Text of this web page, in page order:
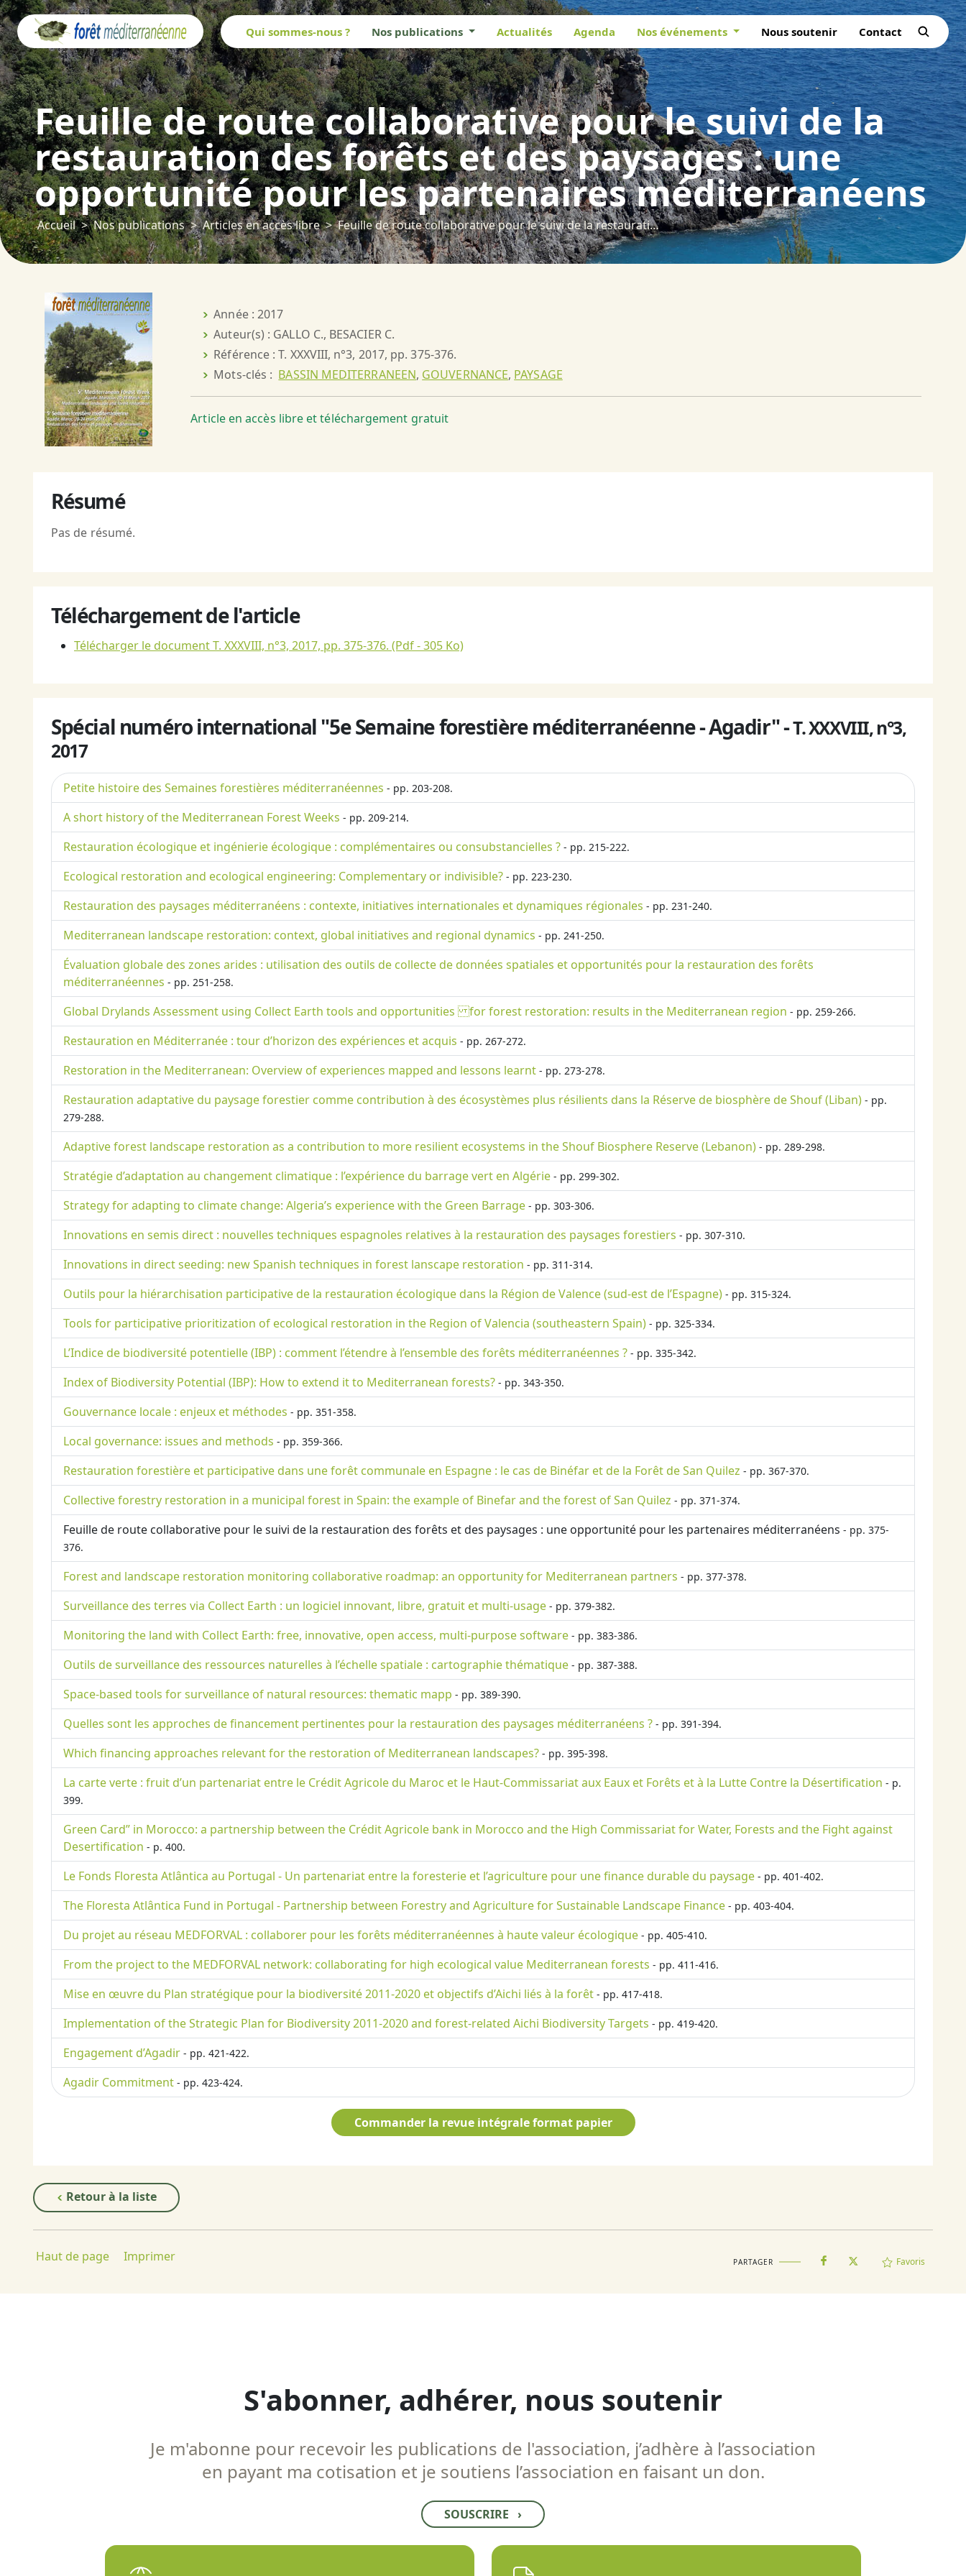
Qui sommes-nous ? Nos publications Actualités Agenda Nos événements Nous soutenir Contact
Feuille de route collaborative pour le suivi de la
restauration des forêts et des paysages : une
opportunité pour les partenaires méditerranéens
Accueil Nos publications Articles en accès libre Feuille de route collaborative pour le suivi de la restauration des forêts et des paysages : une opportunité pour les partenaires méditerranéens
Année : 2017
Auteur(s) : GALLO C., BESACIER C.
Référence : T. XXXVIII, n°3, 2017, pp. 375-376.
Mots-clés : BASSIN MEDITERRANEEN, GOUVERNANCE, PAYSAGE
Article en accès libre et téléchargement gratuit
Résumé
Pas de résumé.
Téléchargement de l'article
Télécharger le document T. XXXVIII, n°3, 2017, pp. 375-376. (Pdf - 305 Ko)
Spécial numéro international "5e Semaine forestière méditerranéenne - Agadir" -T. XXXVIII, n°3,
2017
Petite histoire des Semaines forestières méditerranéennes - pp. 203-208.
A short history of the Mediterranean Forest Weeks - pp. 209-214.
Restauration écologique et ingénierie écologique : complémentaires ou consubstancielles ? - pp. 215-222.
Ecological restoration and ecological engineering: Complementary or indivisible? - pp. 223-230.
Restauration des paysages méditerranéens : contexte, initiatives internationales et dynamiques régionales - pp. 231-240.
Mediterranean landscape restoration: context, global initiatives and regional dynamics - pp. 241-250.
Évaluation globale des zones arides : utilisation des outils de collecte de données spatiales et opportunités pour la restauration des forêts
méditerranéennes - pp. 251-258.
Global Drylands Assessment using Collect Earth tools and opportunities for forest restoration: results in the Mediterranean region - pp. 259-266.
Restauration en Méditerranée : tour d’horizon des expériences et acquis - pp. 267-272.
Restoration in the Mediterranean: Overview of experiences mapped and lessons learnt - pp. 273-278.
Restauration adaptative du paysage forestier comme contribution à des écosystèmes plus résilients dans la Réserve de biosphère de Shouf (Liban) - pp.
279-288.
Adaptive forest landscape restoration as a contribution to more resilient ecosystems in the Shouf Biosphere Reserve (Lebanon) - pp. 289-298.
Stratégie d’adaptation au changement climatique : l’expérience du barrage vert en Algérie - pp. 299-302.
Strategy for adapting to climate change: Algeria’s experience with the Green Barrage - pp. 303-306.
Innovations en semis direct : nouvelles techniques espagnoles relatives à la restauration des paysages forestiers - pp. 307-310.
Innovations in direct seeding: new Spanish techniques in forest lanscape restoration - pp. 311-314.
Outils pour la hiérarchisation participative de la restauration écologique dans la Région de Valence (sud-est de l’Espagne) - pp. 315-324.
Tools for participative prioritization of ecological restoration in the Region of Valencia (southeastern Spain) - pp. 325-334.
L’Indice de biodiversité potentielle (IBP) : comment l’étendre à l’ensemble des forêts méditerranéennes ? - pp. 335-342.
Index of Biodiversity Potential (IBP): How to extend it to Mediterranean forests? - pp. 343-350.
Gouvernance locale : enjeux et méthodes - pp. 351-358.
Local governance: issues and methods - pp. 359-366.
Restauration forestière et participative dans une forêt communale en Espagne : le cas de Binéfar et de la Forêt de San Quilez - pp. 367-370.
Collective forestry restoration in a municipal forest in Spain: the example of Binefar and the forest of San Quilez - pp. 371-374.
Feuille de route collaborative pour le suivi de la restauration des forêts et des paysages : une opportunité pour les partenaires méditerranéens - pp. 375-
376.
Forest and landscape restoration monitoring collaborative roadmap: an opportunity for Mediterranean partners - pp. 377-378.
Surveillance des terres via Collect Earth : un logiciel innovant, libre, gratuit et multi-usage - pp. 379-382.
Monitoring the land with Collect Earth: free, innovative, open access, multi-purpose software - pp. 383-386.
Outils de surveillance des ressources naturelles à l’échelle spatiale : cartographie thématique - pp. 387-388.
Space-based tools for surveillance of natural resources: thematic mapp - pp. 389-390.
Quelles sont les approches de financement pertinentes pour la restauration des paysages méditerranéens ? - pp. 391-394.
Which financing approaches relevant for the restoration of Mediterranean landscapes? - pp. 395-398.
La carte verte : fruit d’un partenariat entre le Crédit Agricole du Maroc et le Haut-Commissariat aux Eaux et Forêts et à la Lutte Contre la Désertification - p.
399.
Green Card” in Morocco: a partnership between the Crédit Agricole bank in Morocco and the High Commissariat for Water, Forests and the Fight against
Desertification - p. 400.
Le Fonds Floresta Atlântica au Portugal - Un partenariat entre la foresterie et l’agriculture pour une finance durable du paysage - pp. 401-402.
The Floresta Atlântica Fund in Portugal - Partnership between Forestry and Agriculture for Sustainable Landscape Finance - pp. 403-404.
Du projet au réseau MEDFORVAL : collaborer pour les forêts méditerranéennes à haute valeur écologique - pp. 405-410.
From the project to the MEDFORVAL network: collaborating for high ecological value Mediterranean forests - pp. 411-416.
Mise en œuvre du Plan stratégique pour la biodiversité 2011-2020 et objectifs d’Aichi liés à la forêt - pp. 417-418.
Implementation of the Strategic Plan for Biodiversity 2011-2020 and forest-related Aichi Biodiversity Targets - pp. 419-420.
Engagement d’Agadir - pp. 421-422.
Agadir Commitment - pp. 423-424.
Commander la revue intégrale format papier
Retour à la liste
Haut de page Imprimer PARTAGER Favoris
S'abonner, adhérer, nous soutenir
Je m'abonne pour recevoir les publications de l'association, j’adhère à l’association
en payant ma cotisation et je soutiens l’association en faisant un don.
SOUSCRIRE ›
Panneau de gestion des cookies